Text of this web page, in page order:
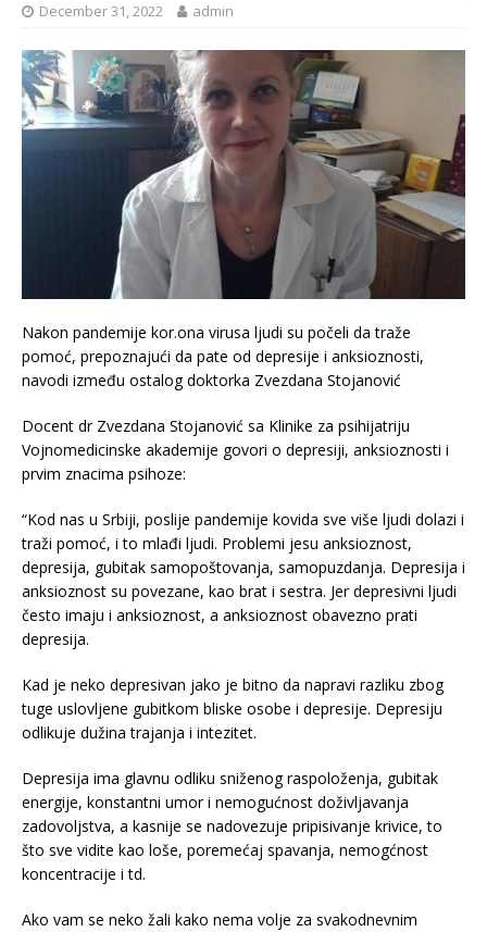
December 31, 2022 admin
Nakon pandemije kor.ona virusa ljudi su počeli da traže
pomoć, prepoznajući da pate od depresije i anksioznosti,
navodi između ostalog doktorka Zvezdana Stojanović
Docent dr Zvezdana Stojanović sa Klinike za psihijatriju
Vojnomedicinske akademije govori o depresiji, anksioznosti i
prvim znacima psihoze:
“Kod nas u Srbiji, poslije pandemije kovida sve više ljudi dolazi i
traži pomoć, i to mlađi ljudi. Problemi jesu anksioznost,
depresija, gubitak samopoštovanja, samopuzdanja. Depresija i
anksioznost su povezane, kao brat i sestra. Jer depresivni ljudi
često imaju i anksioznost, a anksioznost obavezno prati
depresija.
Kad je neko depresivan jako je bitno da napravi razliku zbog
tuge uslovljene gubitkom bliske osobe i depresije. Depresiju
odlikuje dužina trajanja i intezitet.
Depresija ima glavnu odliku sniženog raspoloženja, gubitak
energije, konstantni umor i nemogućnost doživljavanja
zadovoljstva, a kasnije se nadovezuje pripisivanje krivice, to
što sve vidite kao loše, poremećaj spavanja, nemogćnost
koncentracije i td.
Ako vam se neko žali kako nema volje za svakodnevnim